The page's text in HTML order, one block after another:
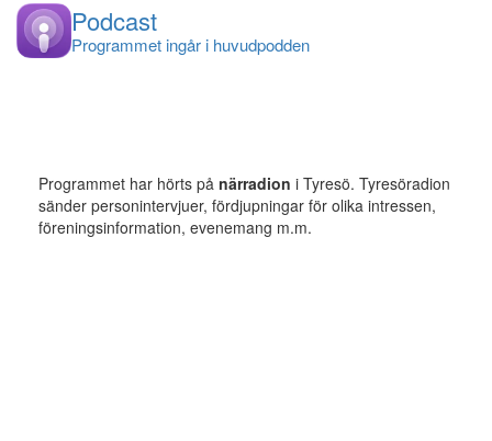
Podcast
Programmet ingår i huvudpodden
Programmet har hörts på närradion i Tyresö. Tyresöradion
sänder personintervjuer, fördjupningar för olika intressen,
föreningsinformation, evenemang m.m.